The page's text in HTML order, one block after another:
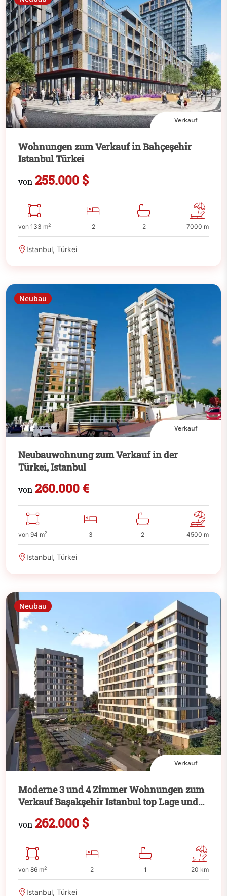
Verkauf
Wohnungen zum Verkauf in Bahçeşehir
Istanbul Türkei
von 255.000 $
von 133 m2 2 2 7000 m
Istanbul, Türkei
Neubau
Verkauf
Neubauwohnung zum Verkauf in der
Türkei, Istanbul
von 260.000 €
von 94 m2 3 2 4500 m
Istanbul, Türkei
Neubau
Verkauf
Moderne 3 und 4 Zimmer Wohnungen zum
Verkauf Başakşehir Istanbul top Lage und
attraktiver Preis
von 262.000 $
von 86 m2 2 1 20 km
Istanbul, Türkei